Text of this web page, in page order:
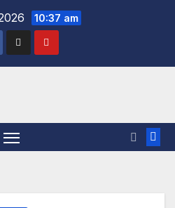
10:37 am